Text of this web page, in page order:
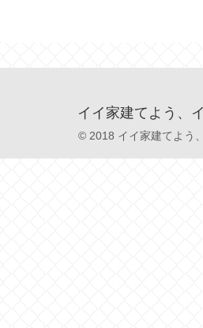
イイ家建てよう、
© 2018 イイ家建てよう